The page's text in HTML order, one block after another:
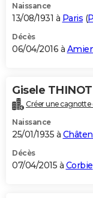
Naissance
13/08/1931 à Paris (
Décès
06/04/2016 à
Gisele THINOT
Créer une cagnotte
Naissance
25/01/1935 à
Décès
07/04/2015 à Corbie